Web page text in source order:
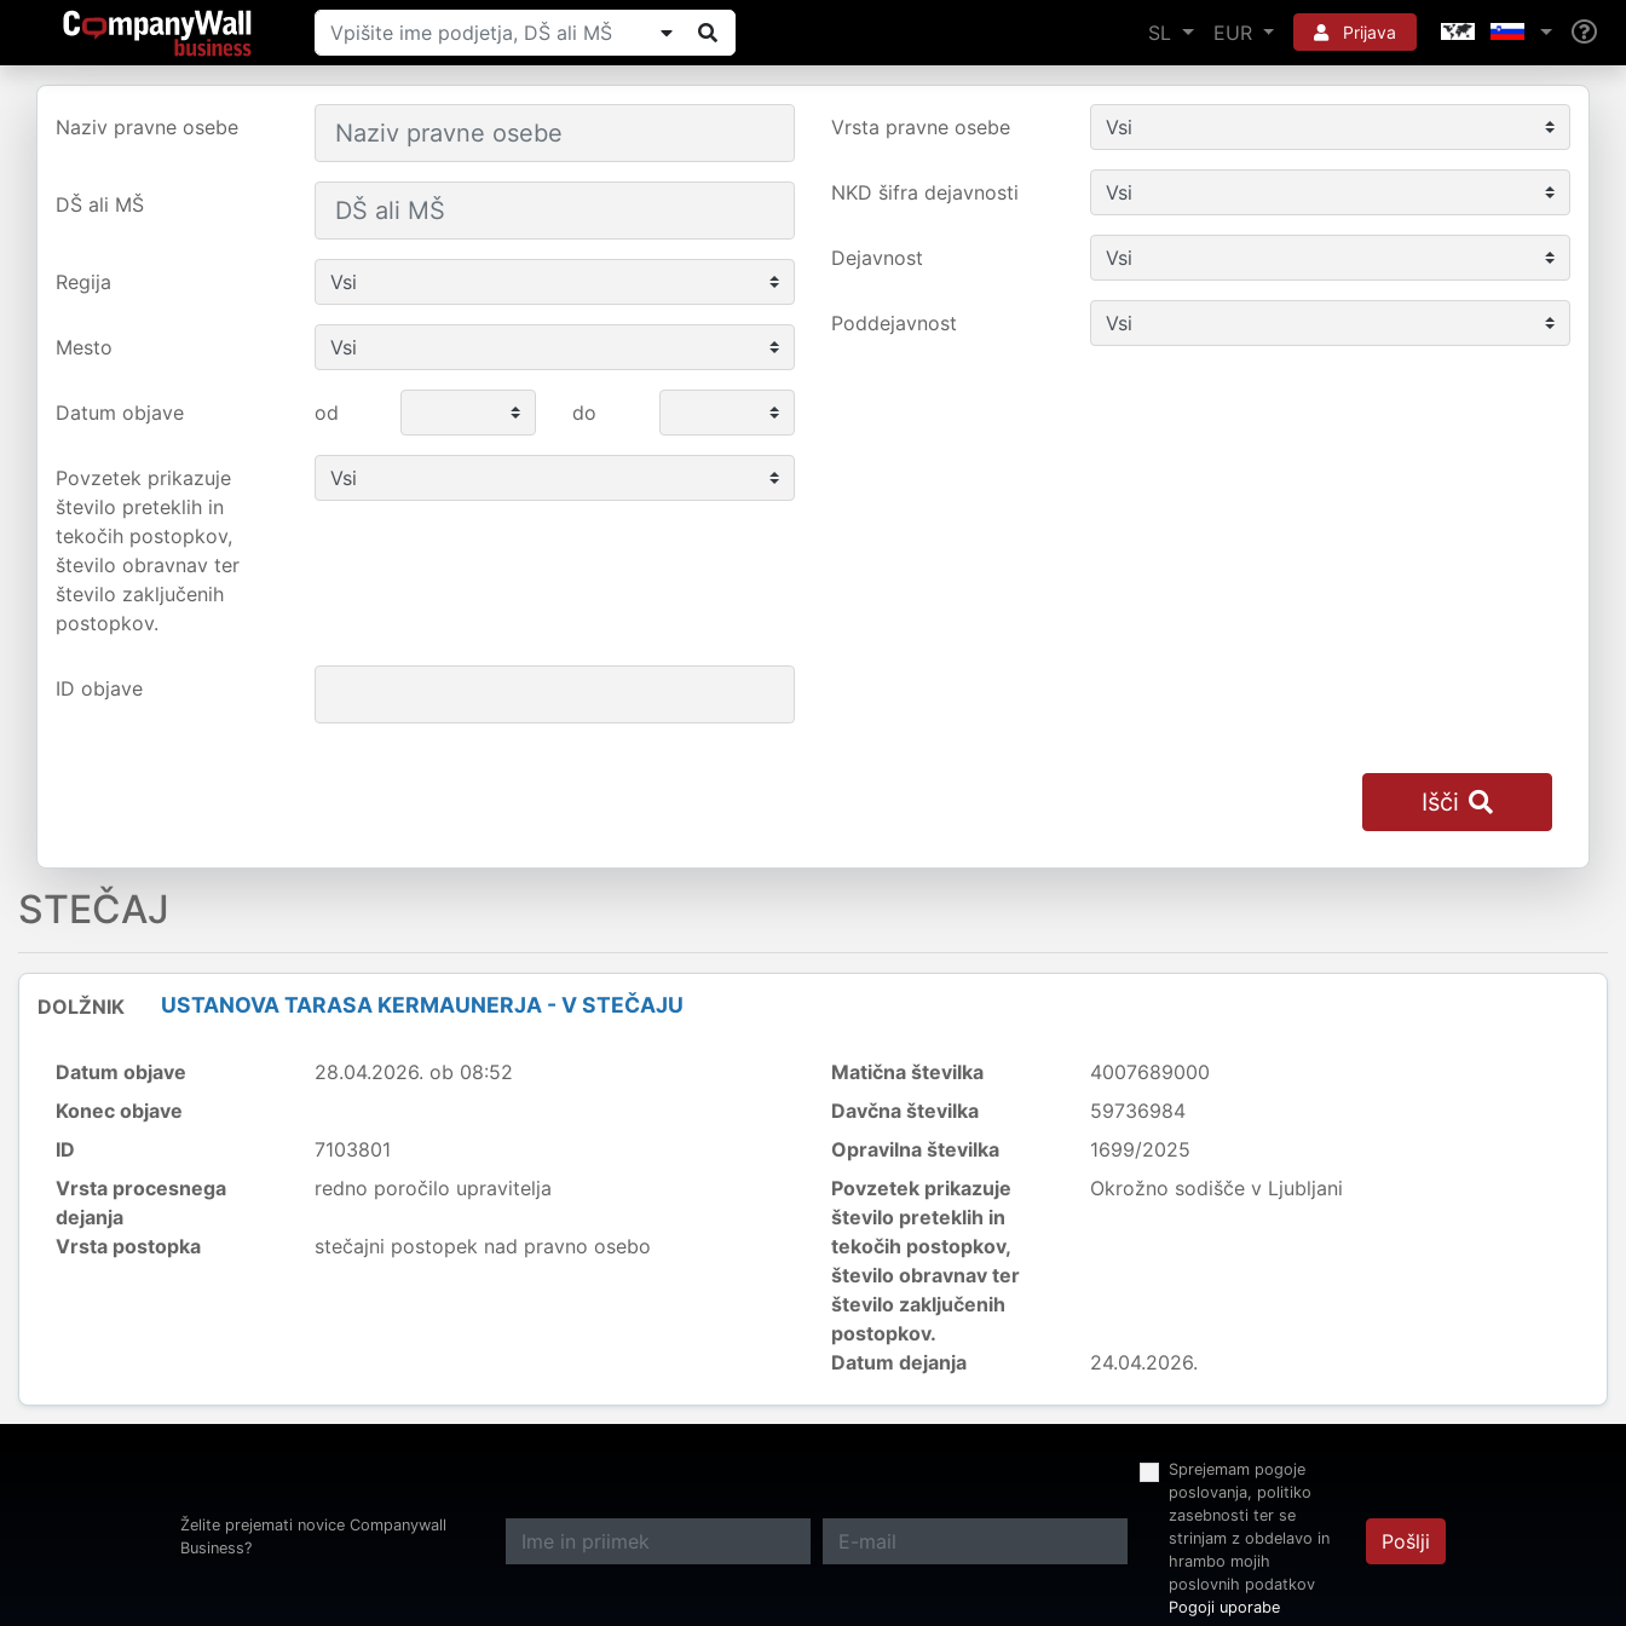
SL EUR Prijava
Naziv pravne osebe
DŠ ali MŠ
Regija
Mesto
Vrsta pravne osebe
NKD šifra dejavnosti
Dejavnost
Poddejavnost
Datum objave od do
Povzetek prikazuje
število preteklih in
tekočih postopkov,
število obravnav ter
število zaključenih
postopkov.
ID objave
Išči
STEČAJ
DOLŽNIK USTANOVA TARASA KERMAUNERJA - V STEČAJU
Datum objave
28.04.2026. ob 08:52
Konec objave
ID
7103801
Vrsta procesnega
dejanja
redno poročilo upravitelja
Vrsta postopka stečajni postopek nad pravno osebo
Matična številka
4007689000
Davčna številka
59736984
Opravilna številka
1699/2025
Povzetek prikazuje
število preteklih in
tekočih postopkov,
število obravnav ter
število zaključenih
postopkov.
Okrožno sodišče v Ljubljani
Datum dejanja 24.04.2026.
Želite prejemati novice Companywall
Business?
Sprejemam pogoje
poslovanja, politiko
zasebnosti ter se
strinjam z obdelavo in
hrambo mojih
poslovnih podatkov
Pogoji uporabe
Pošlji